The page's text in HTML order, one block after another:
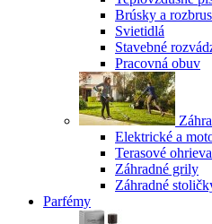
Brúsky a
Svietidlá
Stavebné
Pracovná obuv
Elektrické a
Terasové
Záhradné grily
Záhradné
Parfémy